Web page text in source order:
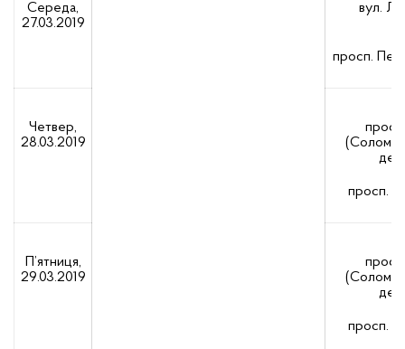
Середа,
27.03.2019
вул.
просп.
Четвер,
28.03.2019
просп.
П’ятниця,
29.03.2019
просп.